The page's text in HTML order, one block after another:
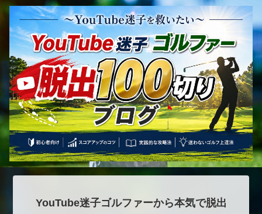
YouTube迷子ゴルファーから本気で脱出